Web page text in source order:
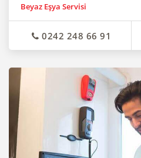
Beyaz Eşya Servisi
0242 248 66 91